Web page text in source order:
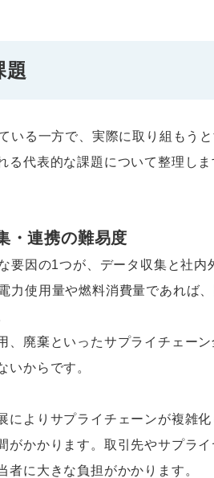
題
いる一方で、実際に取り組もう
代表的な課題について整理しま
・連携の難易度
因の1つが、データ収集と社内
力使用量や燃料消費量であれば
、廃棄といったサプライチェー
いからです。
によりサプライチェーンが複雑
がかかります。取引先やサプラ
に大きな負担がかかります。